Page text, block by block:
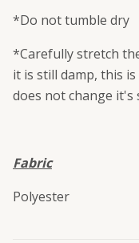
*Do not tumble dry
*Carefully stretch
it is still damp, this
does not change it's
Fabric
Polyester